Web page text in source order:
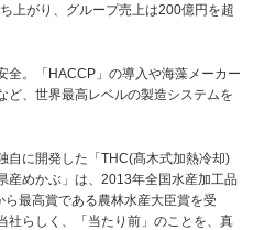
上がり、グループ売上は200億円を超
全。「HACCP」の導入や海藻メーカー
ど、世界最高レベルの製造システムを
自に開発した「THC(髙木式加熱冷却)
産めかぶ」は、2013年全国水産加工品
最高賞である農林水産大臣賞を受
社らしく、「当たり前」のことを、真